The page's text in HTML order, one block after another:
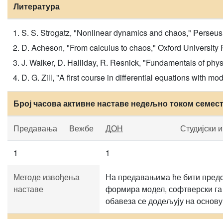
Литература
S. S. Strogatz, "Nonlinear dynamics and chaos,"
D. Acheson, "From calculus to chaos," Oxford University
J. Walker, D. Halliday, R. Resnick, "Fundamentals of
D. G. Zill, "A first course in differential equations with
Број часова активне наставе недељно током
Предавања Вежбе ДОН Студијски
1 1
Методе извођења
наставе
На предавањима ће бити
формира модел, софтверски га
обавеза се додељују на